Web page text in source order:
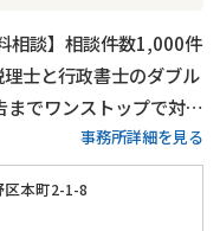
相談】相談件数1,000件
士と行政書士のダブル
でワンストップで対応
税理士が、お客様の気
きを行います。
事務所詳細を見る
本町2-1-8